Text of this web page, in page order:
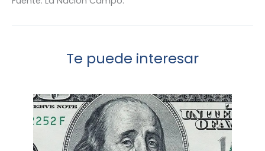
Te puede interesar